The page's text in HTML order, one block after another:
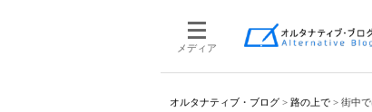
メディア
オルタナティブ・ブログ > 路の上で > 街中